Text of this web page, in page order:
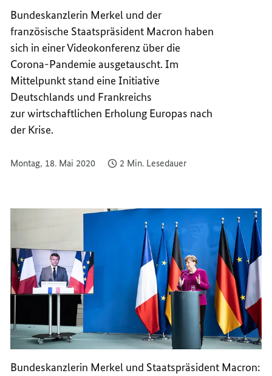
Bundeskanzlerin Merkel und der
französische Staatspräsident Macron haben
sich in einer Videokonferenz über die
Corona-Pandemie ausgetauscht. Im
Mittelpunkt stand eine Initiative
Deutschlands und Frankreichs
zur wirtschaftlichen Erholung Europas nach
der Krise.
Montag, 18. Mai 2020 2 Min. Lesedauer
Bundeskanzlerin Merkel und Staatspräsident Macron: